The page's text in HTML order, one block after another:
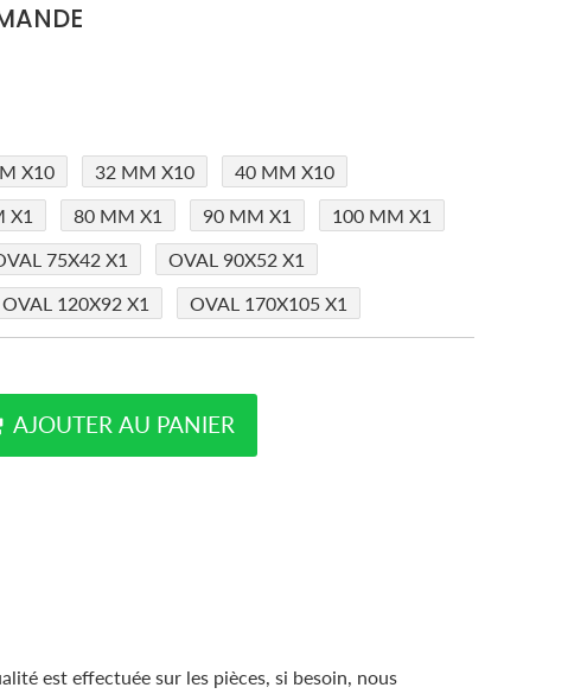
X10 32 MM X10
40 MM X10
X1 80 MM X1 90 MM X1
100 MM X1
75X42 X1
OVAL 90X52 X1
OVAL 120X92 X1 OVAL 170X105 X1
AJOUTER AU PANIER
est effectuée sur les pièces, si besoin, nous